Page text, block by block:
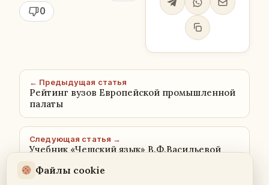
0
← Предыдущая статья
Рейтинг вузов Европейской промышленной
палаты
Следующая статья →
Учебник «Чешский язык» В.Ф.Васильевой
Файлы cookie